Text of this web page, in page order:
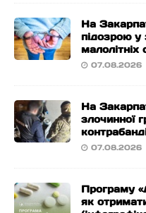
На
підозрою у
малолітніх
07.08.2026
На
злочинної
07.08.2026
Програму
як